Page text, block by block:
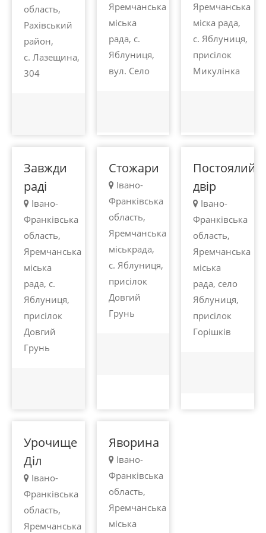
область,
Рахівський
район,
с. Лазещина,
304
Яремчанська
міська
рада, с.
Яблуниця,
вул. Село
Яремчанська
міска рада,
с. Яблуниця,
присілок
Микулінка
100 -
Завжди
раді
Івано-
Франківська
область,
Яремчанська
міська
рада, с.
Яблуниця,
присілок
Довгий
Грунь
100 -
Стожари
Івано-
Франківська
область,
Яремчанська
міськрада,
с. Яблуниця,
присілок
Довгий
Грунь
100 -
Постоялий
двір
Івано-
Франківська
область,
Яремчанська
міська
рада, село
Яблуниця,
присілок
Горішків
100 -
Урочище
Діл
Івано-
Франківська
область,
Яремчанська
Яворина
Івано-
Франківська
область,
Яремчанська
міська